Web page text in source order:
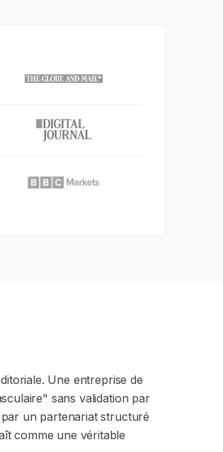
Une entreprise de
sans validation par
un partenariat structuré
comme une véritable